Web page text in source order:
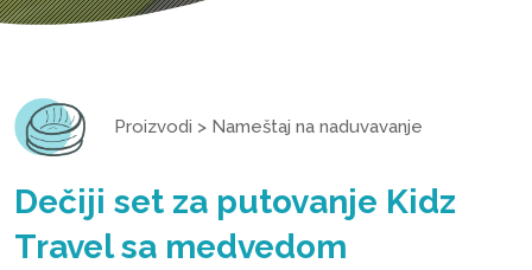
Proizvodi > Nameštaj na naduvavanje
Dečiji set za putovanje Kidz
Travel sa medvedom